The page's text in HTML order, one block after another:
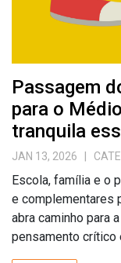
Passagem
para o
tranquila
JAN 13, 2026 |
Escola, família e o
e complementares
abra caminho para
pensamento crítico